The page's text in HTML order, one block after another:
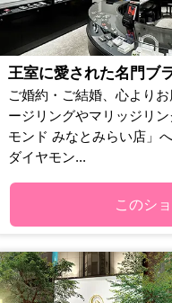
王室に愛された名門ブ
ご婚約・ご結婚、心より
ージリングやマリッジリ
モンド みなとみらい店」
ダイヤモン...
このシ